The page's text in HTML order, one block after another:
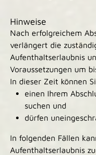
Hinweise
Nach erfolgreichem
verlängert die
Aufenthaltserlaubnis
Voraussetzungen um
In dieser Zeit können
einen Ihrem
suchen und
dürfen
In folgenden Fällen
Aufenthaltserlaubnis